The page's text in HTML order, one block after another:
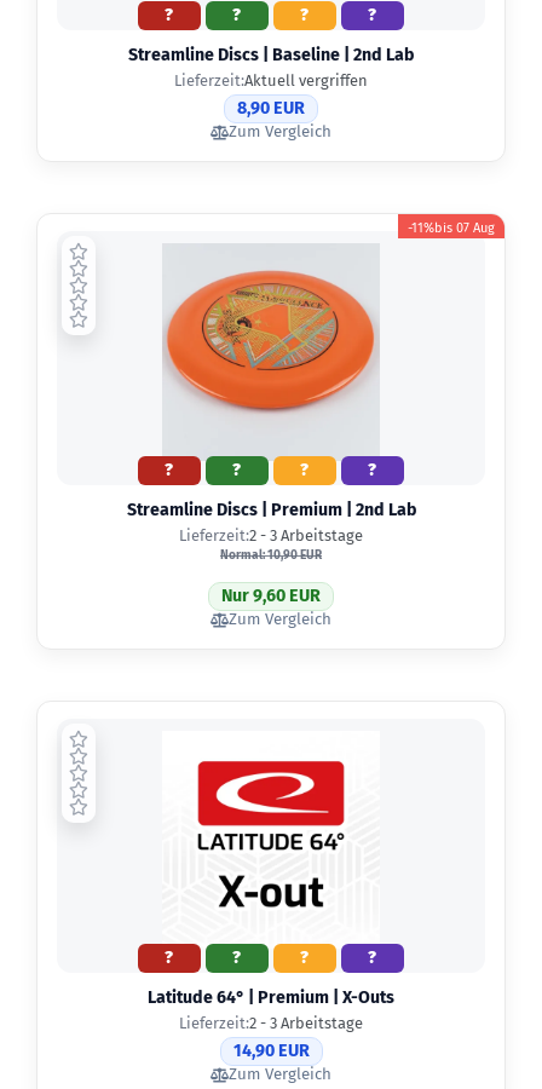
? ? ?
?
Streamline Discs | Baseline | 2nd Lab
Lieferzeit:Aktuell vergriffen
8,90 EUR
Zum Vergleich
-11%bis 07 Aug
? ? ?
?
Streamline Discs | Premium | 2nd Lab
Lieferzeit:2 - 3 Arbeitstage
Normal: 10,90 EUR
Nur 9,60 EUR
Zum Vergleich
? ? ?
?
Latitude 64° | Premium | X-Outs
Lieferzeit:2 - 3 Arbeitstage
14,90 EUR
Zum Vergleich